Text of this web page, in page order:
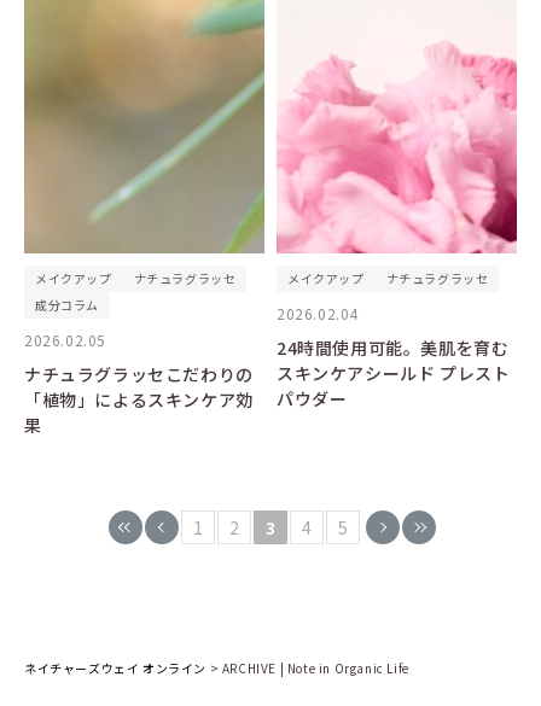
ネイチャーズウェイ オンライン > ARCHIVE | Note in Organic Life
メイクアップ
ナチュラグラッセ
成分コラム
2026.02.05
ナチュラグラッセこだわりの
「植物」によるスキンケア効
果
メイクアップ ナチュラグラッセ
2026.02.04
24時間使用可能。美肌を育む
スキンケアシールド プレスト
パウダー
1 2 3 4 5